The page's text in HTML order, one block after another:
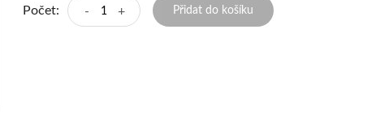
Počet: - + Přidat do košíku